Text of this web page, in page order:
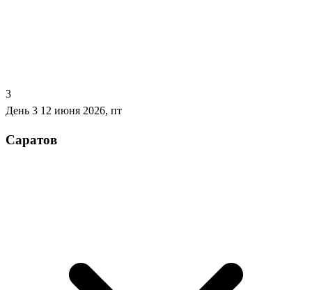
3
День 3 12 июня 2026, пт
Саратов